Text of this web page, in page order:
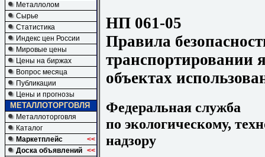
Металлолом
Сырье
Статистика
Индекс цен России
Мировые цены
Цены на биржах
Вопрос месяца
Публикации
Цены и прогнозы
МЕТАЛЛОТОРГОВЛЯ
Металлоторговля
Каталог
Маркетплейс
<<
Доска объявлений <<
НП 061-05
Правила
транспортировании
объектах
Федеральная служба
по экологическому,
надзору